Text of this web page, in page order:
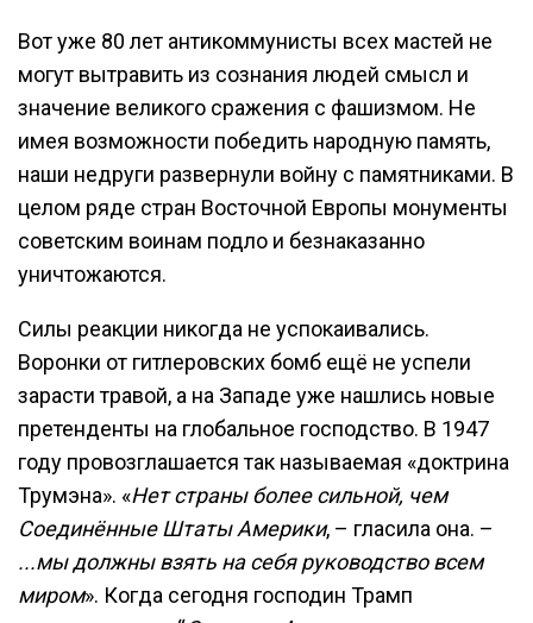
Вот уже 80 лет антикоммунисты всех мастей не
могут вытравить из сознания людей смысл и
значение великого сражения с фашизмом. Не
имея возможности победить народную память,
наши недруги развернули войну с памятниками. В
целом ряде стран Восточной Европы монументы
советским воинам подло и безнаказанно
уничтожаются.
Силы реакции никогда не успокаивались.
Воронки от гитлеровских бомб ещё не успели
зарасти травой, а на Западе уже нашлись новые
претенденты на глобальное господство. В 1947
году провозглашается так называемая «доктрина
Трумэна». «Нет страны более сильной, чем
Соединённые Штаты Америки, – гласила она. –
...мы должны взять на себя руководство всем
миром». Когда сегодня господин Трамп